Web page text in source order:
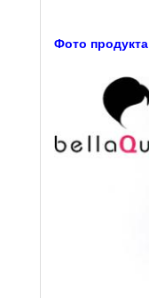
Фото продукта